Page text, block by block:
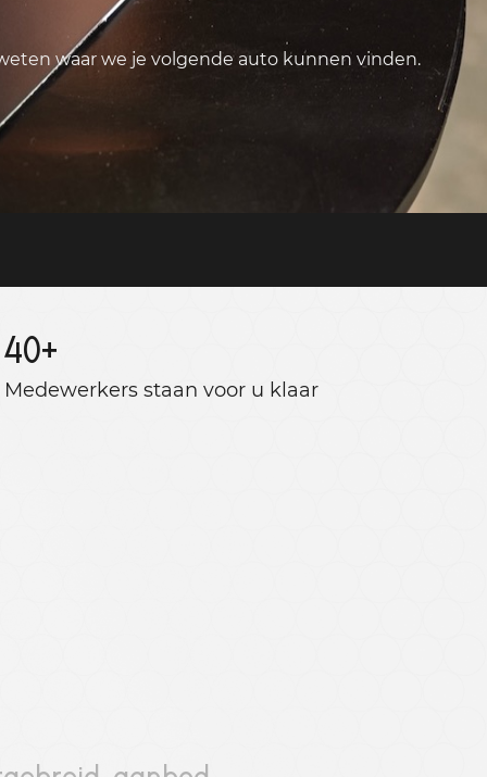
waar we je volgende auto kunnen vinden.
40+
Medewerkers staan ​​voor u klaar